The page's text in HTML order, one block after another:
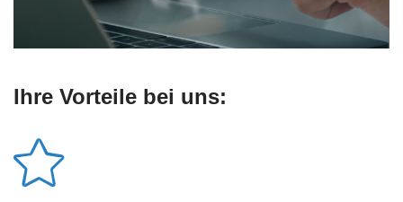
Ihre Vorteile bei uns: